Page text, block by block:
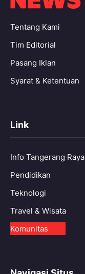
Tentang Kami
Tim Editorial
Pasang Iklan
Syarat & Ketentuan
Link
Info Tangerang Raya
Pendidikan
Teknologi
Travel & Wisata
Komunitas